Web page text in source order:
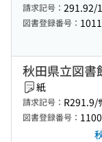
請求記号： 291.92/
図書登録番号：
秋田県立図書
紙
請求記号： R291.9/
図書登録番号：